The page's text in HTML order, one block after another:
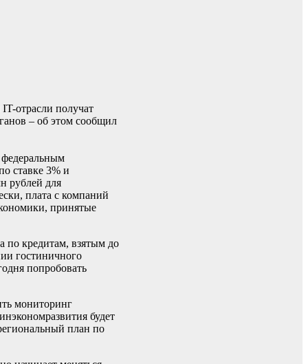
отрасли получат
– об этом сообщил
ставке 3% и
рублей для
плата с компаний
принятые
по кредитам, взятым до
гостиничного
попробовать
мониторинг
будет
план по